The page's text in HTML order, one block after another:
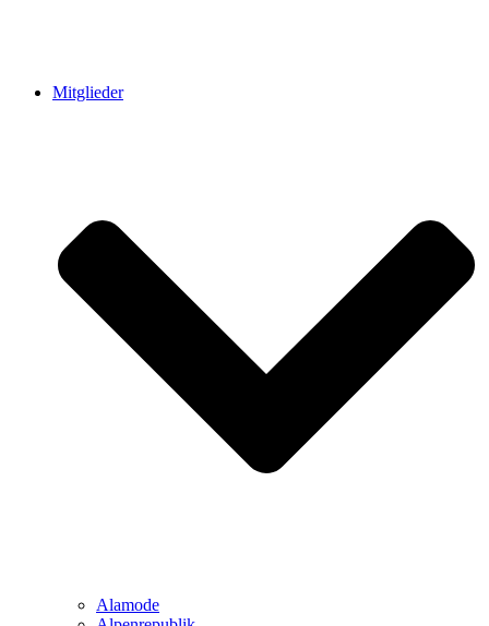
Mitglieder
Alamode